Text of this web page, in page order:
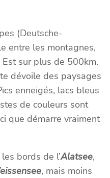
(Deutsche-
entre les montagnes,
sur plus de 500km.
dévoile des paysages
enneigés, lacs bleus
de couleurs sont
que démarre vraiment
bords de l’Alatsee,
, mais moins